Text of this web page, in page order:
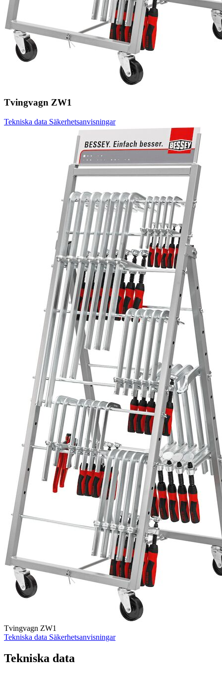
Tvingvagn ZW1
Tekniska data Säkerhetsanvisningar
Tvingvagn ZW1
Tekniska data Säkerhetsanvisningar
Tekniska data